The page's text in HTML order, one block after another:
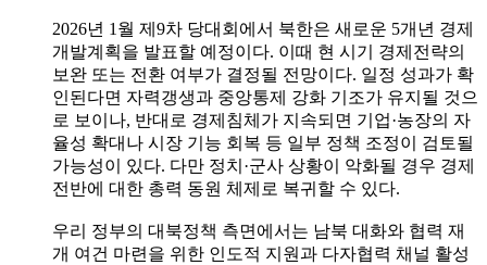
2026년 1월 제9차 당대회에서 북한은 새로운 5개년 경제
개발계획을 발표할 예정이다. 이때 현 시기 경제전략의
보완 또는 전환 여부가 결정될 전망이다. 일정 성과가 확
인된다면 자력갱생과 중앙통제 강화 기조가 유지될 것으
로 보이나, 반대로 경제침체가 지속되면 기업·농장의 자
율성 확대나 시장 기능 회복 등 일부 정책 조정이 검토될
가능성이 있다. 다만 정치·군사 상황이 악화될 경우 경제
전반에 대한 총력 동원 체제로 복귀할 수 있다.
우리 정부의 대북정책 측면에서는 남북 대화와 협력 재
개 여건 마련을 위한 인도적 지원과 다자협력 채널 활성